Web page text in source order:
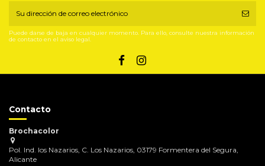
Puede darse de baja en cualquier momento. Para ello, consulte nuestra información
de contacto en el aviso legal.
Contacto
Brochacolor
Pol. Ind. los Nazarios, C. Los Nazarios, 03179 Formentera del Segura,
Alicante